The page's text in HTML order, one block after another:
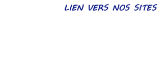
LIEN VERS NOS SITES